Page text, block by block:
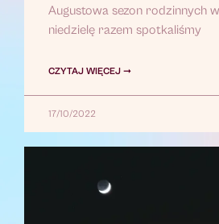
Augustowa sezon rodzinnych
niedzielę razem spotkaliśmy
CZYTAJ WIĘCEJ ➞
17/10/2022